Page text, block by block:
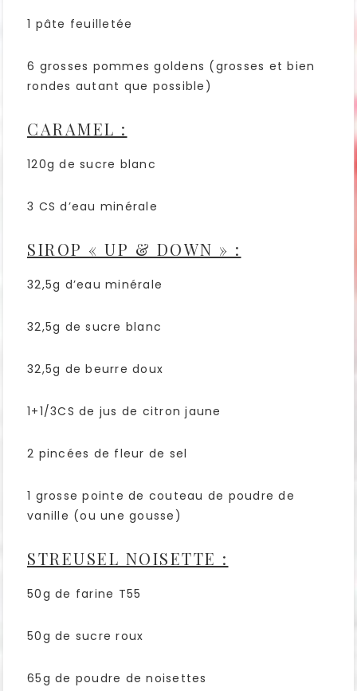
1 pâte feuilletée
6 grosses pommes goldens (grosses et bien
rondes autant que possible)
CARAMEL :
120g de sucre blanc
3 CS d’eau minérale
SIROP « UP & DOWN » :
32,5g d’eau minérale
32,5g de sucre blanc
32,5g de beurre doux
1+1/3CS de jus de citron jaune
2 pincées de fleur de sel
1 grosse pointe de couteau de poudre de
vanille (ou une gousse)
STREUSEL NOISETTE :
50g de farine T55
50g de sucre roux
65g de poudre de noisettes